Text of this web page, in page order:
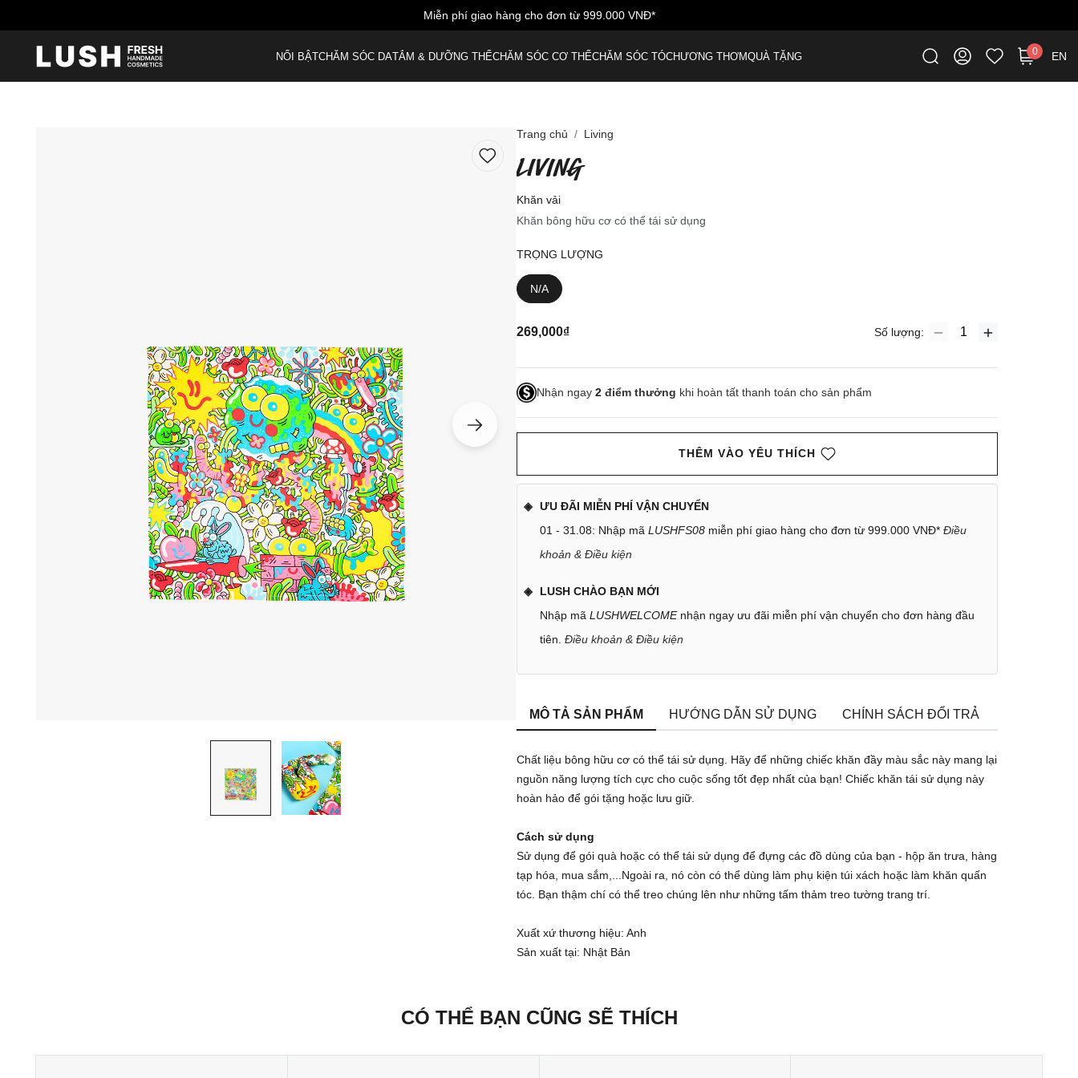
Miễn phí vận chuyển cho đơn hàng đầu tiên - nhập mã: LUSHWELCOME
NỔI BẬTCHĂM SÓC DATẮM & DƯỠNG THỂCHĂM SÓC CƠ THỂCHĂM SÓC TÓCHƯƠNG THƠMQUÀ TẶNG 0 EN
Trang chủ Living
LIVING
Khăn vải
Khăn bông hữu cơ có thể tái sử dụng
TRỌNG LƯỢNG
N/A
269,000₫ Số lượng:
Nhận ngay 2 điểm thưởng khi hoàn tất thanh toán cho sản phẩm
THÊM VÀO YÊU THÍCH
ƯU ĐÃI MIỄN PHÍ VẬN CHUYỂN
01 - 31.08: Nhập mã LUSHFS08 miễn phí giao hàng cho đơn từ 999.000 VNĐ* Điều
khoản & Điều kiện
LUSH CHÀO BẠN MỚI
Nhập mã LUSHWELCOMEnhận ngay ưu đãi miễn phí vận chuyển cho đơn hàng đầu
tiên. Điều khoản & Điều kiện
MÔ TẢ SẢN PHẨM HƯỚNG DẪN SỬ DỤNG CHÍNH SÁCH ĐỔI TRẢ
Chất liệu bông hữu cơ có thể tái sử dụng. Hãy để những chiếc khăn đầy màu sắc này mang lại
nguồn năng lượng tích cực cho cuộc sống tốt đẹp nhất của bạn! Chiếc khăn tái sử dụng này
hoàn hảo để gói tặng hoặc lưu giữ.
Cách sử dụng
Sử dụng để gói quà hoặc có thể tái sử dụng để đựng các đồ dùng của bạn - hộp ăn trưa, hàng
tạp hóa, mua sắm,...Ngoài ra, nó còn có thể dùng làm phụ kiện túi xách hoặc làm khăn quấn
tóc. Bạn thậm chí có thể treo chúng lên như những tấm thảm treo tường trang trí.
Xuất xứ thương hiệu: Anh
Sản xuất tại: Nhật Bản
CÓ THỂ BẠN CŨNG SẼ THÍCH